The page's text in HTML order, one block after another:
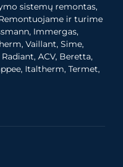
sistemų remontas,
ir turime
Immergas,
Vaillant, Sime,
ACV, Beretta,
Italtherm, Termet,